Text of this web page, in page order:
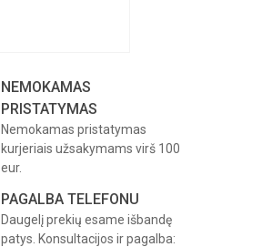
NEMOKAMAS
PRISTATYMAS
Nemokamas pristatymas
kurjeriais užsakymams virš 100
eur.
PAGALBA TELEFONU
Daugelį prekių esame išbandę
patys. Konsultacijos ir pagalba: